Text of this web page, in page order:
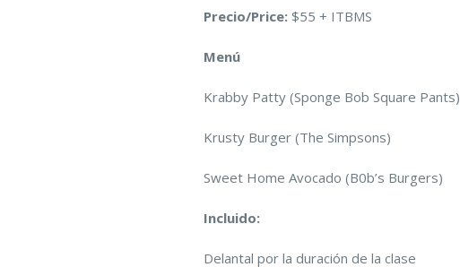
Precio/Price: $55 + ITBMS
Menú
Krabby Patty (Sponge Bob Square Pants)
Krusty Burger (The Simpsons)
Sweet Home Avocado (B0b’s Burgers)
Incluido:
Delantal por la duración de la clase